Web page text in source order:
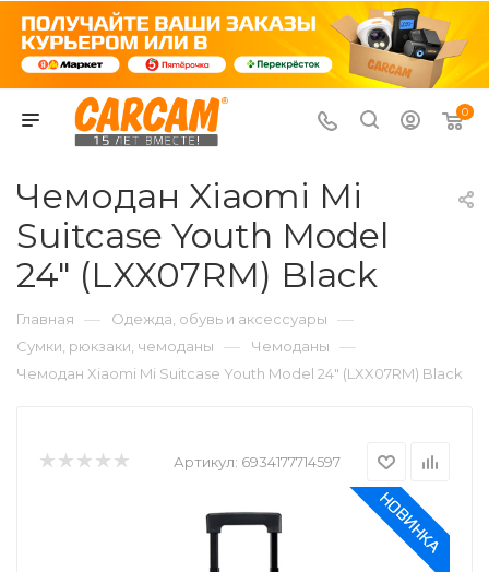
0
Чемодан Xiaomi Mi
Suitcase Youth Model
24" (LXX07RM) Black
Главная — Одежда, обувь и аксессуары —
Сумки, рюкзаки, чемоданы — Чемоданы —
Чемодан Xiaomi Mi Suitcase Youth Model 24" (LXX07RM) Black
Артикул: 6934177714597